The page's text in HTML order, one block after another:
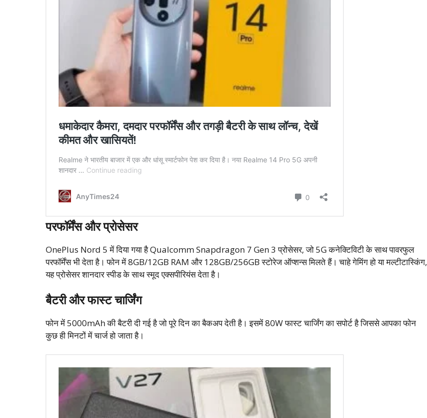
परफॉर्मेंस और प्रोसेसर
OnePlus Nord 5 में दिया गया है Qualcomm Snapdragon 7 Gen 3 प्रोसेसर, जो 5G कनेक्टिविटी के साथ पावरफुल
परफॉर्मेंस भी देता है। फोन में 8GB/12GB RAM और 128GB/256GB स्टोरेज ऑप्शन्स मिलते हैं। चाहे गेमिंग हो या मल्टीटास्किंग,
यह प्रोसेसर शानदार स्पीड के साथ स्मूद एक्सपीरियंस देता है।
बैटरी और फास्ट चार्जिंग
फोन में 5000mAh की बैटरी दी गई है जो पूरे दिन का बैकअप देती है। इसमें 80W फास्ट चार्जिंग का सपोर्ट है जिससे आपका फोन
कुछ ही मिनटों में चार्ज हो जाता है।